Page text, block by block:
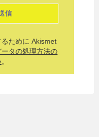
ために Akismet
ータの処理方法の
。